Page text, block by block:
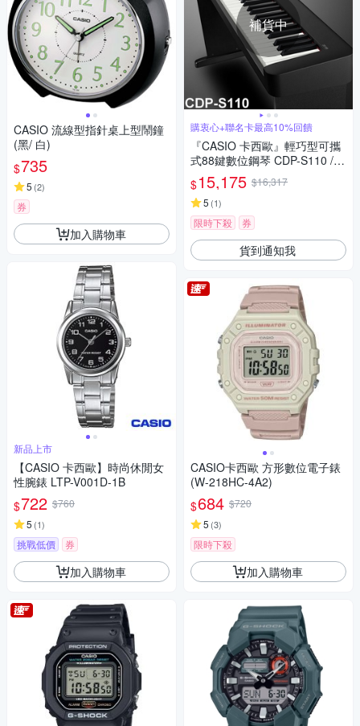
CASIO 流線型指針桌上型鬧鐘
(黑/ 白)
$735
5 (2)
券
加入購物車
新品上市
【CASIO 卡西歐】時尚休閒女
性腕錶 LTP-V001D-1B
$722 $760
5 (1)
挑戰低價 券
加入購物車
補貨中
購衷心+聯名卡最高10%回饋
『CASIO 卡西歐』輕巧型可攜
式88鍵數位鋼琴 CDP-S110 /
含琴架、琴椅 / 公司貨保固
$15,175 $16,317
5 (1)
限時下殺 券
貨到通知我
CASIO卡西歐 方形數位電子錶
(W-218HC-4A2)
$684 $720
5 (3)
限時下殺
加入購物車